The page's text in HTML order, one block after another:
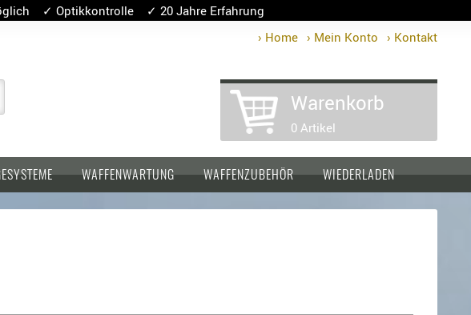
✓ Optikkontrolle ✓ 20 Jahre Erfahrung
› Home › Mein Konto › Kontakt
Warenkorb
0 Artikel
WAFFENWARTUNG WAFFENZUBEHÖR WIEDERLADEN